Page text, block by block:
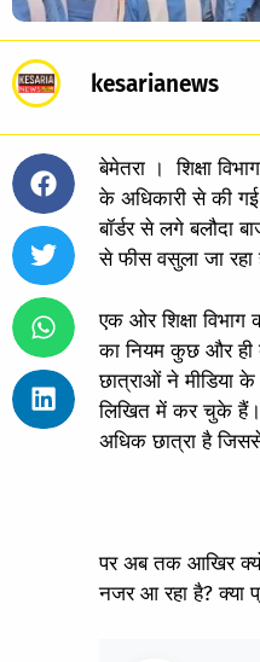
kesarianews
बेमेतरा । शिक्षा
के अधिकारी से की
बॉर्डर से लगे बलौदा
से फीस वसुला जा रहा
एक ओर शिक्षा
का नियम कुछ और ही
छात्राओं ने मीडिया
लिखित में कर चुके हैं।
अधिक छात्रा है
पर अब तक आखिर क्यों
नजर आ रहा है? क्या